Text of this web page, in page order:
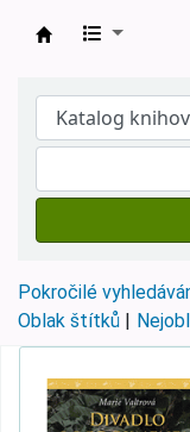
Pokročilé
Oblak štítků